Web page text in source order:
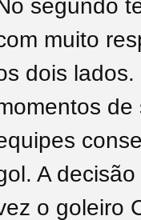
segundo
muito
dois
A
o goleiro